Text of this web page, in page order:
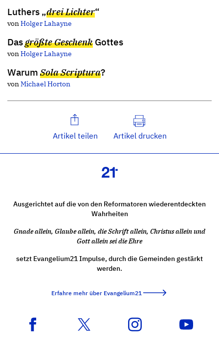
Luthers „drei Lichter“
vonHolger Lahayne
Dasgrößte Geschenk Gottes
vonHolger Lahayne
WarumSola Scriptura?
vonMichael Horton
Artikel teilen Artikel drucken
Ausgerichtet auf die von den Reformatoren wiederentdeckten
Wahrheiten
Gnade allein, Glaube allein, die Schrift allein, Christus allein und
Gott allein sei die Ehre
setzt Evangelium21 Impulse, durch die Gemeinden gestärkt
werden.
Erfahre mehr über Evangelium21